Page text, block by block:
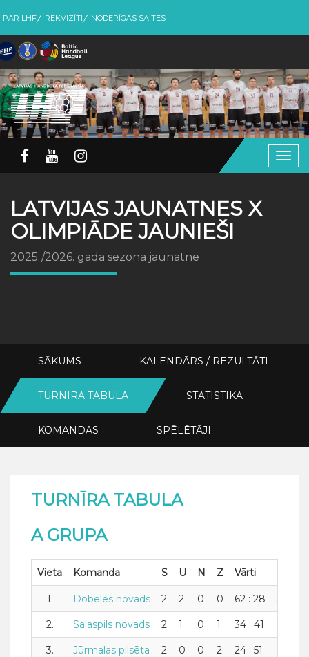
PAR LHF REKVIZĪTI NODERĪGAS SAITES
LATVIJAS JAUNATNES X
OLIMPIĀDE JAUNIEŠI
2025./2026. gada sezona jaunatne
SĀKUMS KALENDĀRS / REZULTĀTI
TURNĪRA TABULA STATISTIKA
KOMANDAS SPĒLĒTĀJI
TURNĪRA TABULA
A GRUPA
Vieta Komanda S U N Z Vārti
1. Dobeles novads 2 2 0 0 62 : 28 34
2. Salaspils novads 2 1 0 1 34 : 41 -7
3. Jūrmalas pilsēta 2 0 0 2 24 : 51 -27